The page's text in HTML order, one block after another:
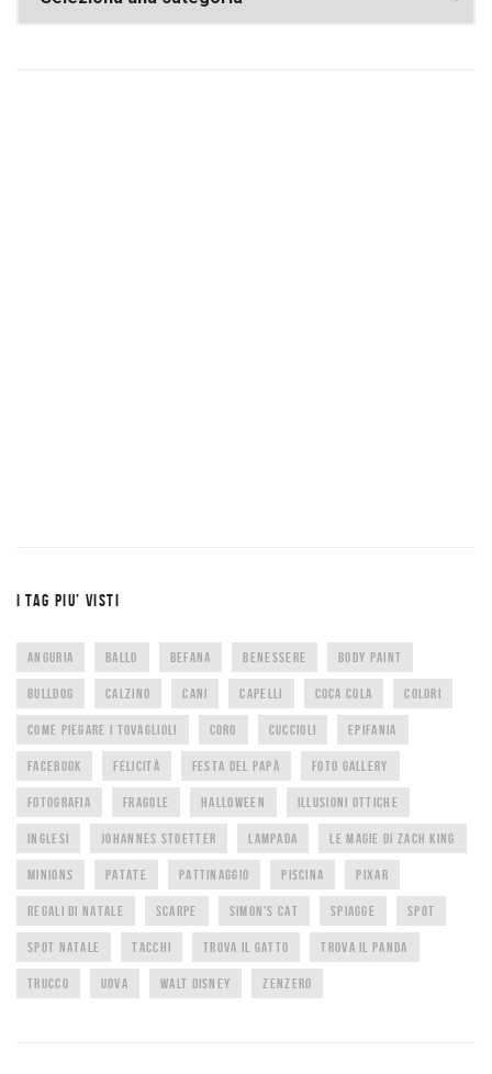
I TAG PIU’ VISTI
ANGURIA BALLO BEFANA BENESSERE BODY PAINT
BULLDOG CALZINO CANI CAPELLI COCA COLA COLORI
COME PIEGARE I TOVAGLIOLI CORO CUCCIOLI EPIFANIA
FACEBOOK FELICITÀ FESTA DEL PAPÀ FOTO GALLERY
FOTOGRAFIA FRAGOLE HALLOWEEN ILLUSIONI OTTICHE
INGLESI JOHANNES STOETTER LAMPADA LE MAGIE DI ZACH KING
MINIONS PATATE PATTINAGGIO PISCINA PIXAR
REGALI DI NATALE SCARPE SIMON'S CAT SPIAGGE SPOT
SPOT NATALE TACCHI TROVA IL GATTO TROVA IL PANDA
TRUCCO UOVA WALT DISNEY ZENZERO